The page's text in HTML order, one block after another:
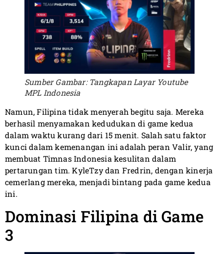
Sumber Gambar: Tangkapan Layar Youtube
MPL Indonesia
Namun, Filipina tidak menyerah begitu saja. Mereka
berhasil menyamakan kedudukan di game kedua
dalam waktu kurang dari 15 menit. Salah satu faktor
kunci dalam kemenangan ini adalah peran Valir, yang
membuat Timnas Indonesia kesulitan dalam
pertarungan tim. KyleTzy dan Fredrin, dengan kinerja
cemerlang mereka, menjadi bintang pada game kedua
ini.
Dominasi Filipina di Game
3